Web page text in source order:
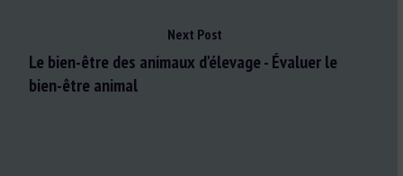
Next Post
Le bien-être des animaux d'élevage - Évaluer le
bien-être animal